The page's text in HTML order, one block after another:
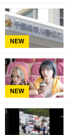
NEW
NEW